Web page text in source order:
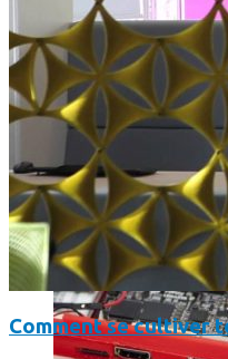
Un boîtier imprimé en
Comment se cultiver